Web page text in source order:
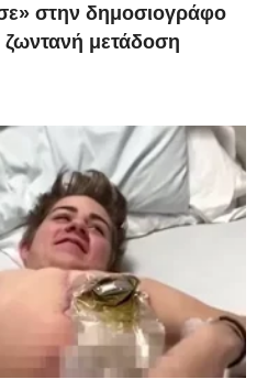
στην δημοσιογράφο
μετάδοση